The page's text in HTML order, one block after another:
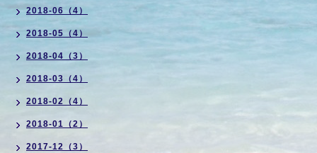
2018-06（4）
2018-05（4）
2018-04（3）
2018-03（4）
2018-02（4）
2018-01（2）
2017-12（3）